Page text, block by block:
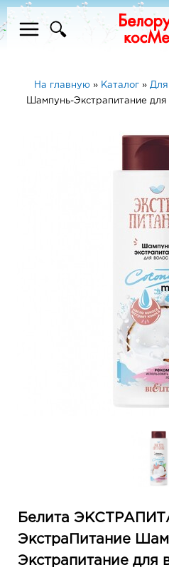
На главную » Каталог » Для
Шампунь-Экстрапитание
Белита
ЭкстраПитание
Экстрапитание для